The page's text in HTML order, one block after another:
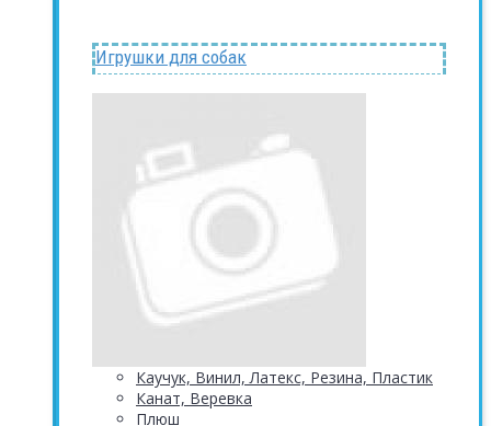
Игрушки для собак
Каучук, Винил, Латекс, Резина, Пластик
Канат, Веревка
Плюш